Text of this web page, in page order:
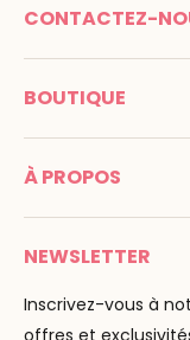
CONTACTEZ-
MONTESSORI SPIRIT
Promenade Jean
Tél : 05 53 61 21 26
Email :
BOUTIQUE
C G V
Mentions légales
Paiement
Livraison
F.A.Q
À PROPOS
Montessori Spirit
Maria Montessori
La pédagogie
Nos marques
NEWSLETTER
Inscrivez-vous à